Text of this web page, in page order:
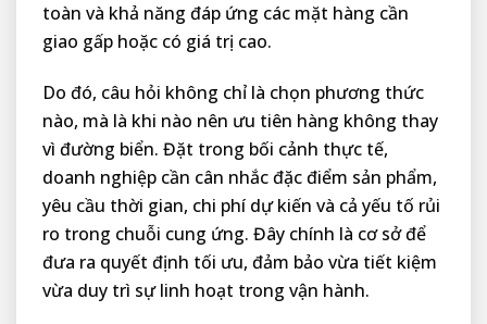
toàn và khả năng đáp ứng các mặt hàng cần
giao gấp hoặc có giá trị cao.
Do đó, câu hỏi không chỉ là chọn phương thức
nào, mà là khi nào nên ưu tiên hàng không thay
vì đường biển. Đặt trong bối cảnh thực tế,
doanh nghiệp cần cân nhắc đặc điểm sản phẩm,
yêu cầu thời gian, chi phí dự kiến và cả yếu tố rủi
ro trong chuỗi cung ứng. Đây chính là cơ sở để
đưa ra quyết định tối ưu, đảm bảo vừa tiết kiệm
vừa duy trì sự linh hoạt trong vận hành.